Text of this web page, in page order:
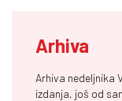
Arhiva
Arhiva nedeljnika
izdanja, još od